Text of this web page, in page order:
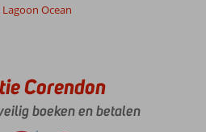
Lagoon Ocean
Corendon
boeken en betalen